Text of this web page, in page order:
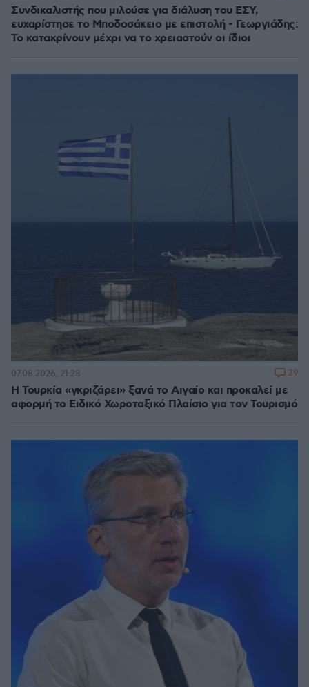
Συνδικαλιστής που μιλούσε για διάλυση του ΕΣΥ,
ευχαρίστησε το Μποδοσάκειο με επιστολή - Γεωργιάδης:
Το κατακρίνουν μέχρι να το χρειαστούν οι ίδιοι
Η Τουρκία «γκριζάρει» ξανά το Αιγαίο και προκαλεί με
αφορμή το Ειδικό Χωροταξικό Πλαίσιο για τον Τουρισμό
07.08.2026, 21:28 29